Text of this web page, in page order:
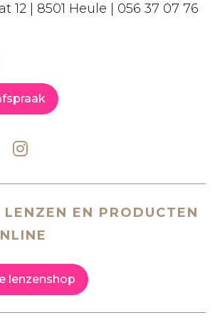
12 | 8501 Heule | 056 37 07 76
EN PRODUCTEN
lenzenshop